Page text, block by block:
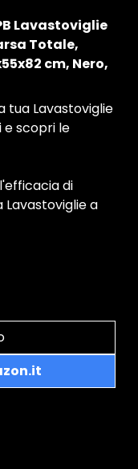
Lavastoviglie
Totale,
cm, Nero,
tua Lavastoviglie
e scopri le
di
Lavastoviglie a